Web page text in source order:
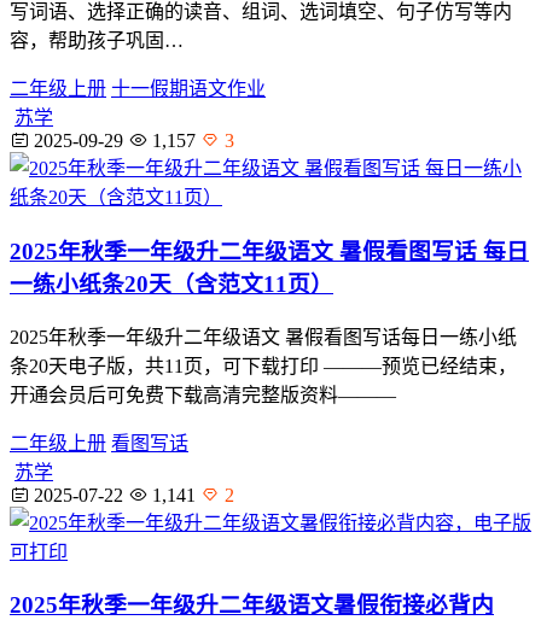
写词语、选择正确的读音、组词、选词填空、句子仿写等内
容，帮助孩子巩固…
二年级上册 十一假期语文作业
苏学
2025-09-29
1,157 3
2025年秋季一年级升二年级语文 暑假看图写话 每日
一练小纸条20天（含范文11页）
2025年秋季一年级升二年级语文 暑假看图写话每日一练小纸
条20天电子版，共11页，可下载打印 ———预览已经结束，
开通会员后可免费下载高清完整版资料———
二年级上册 看图写话
苏学
2025-07-22
1,141 2
2025年秋季一年级升二年级语文暑假衔接必背内